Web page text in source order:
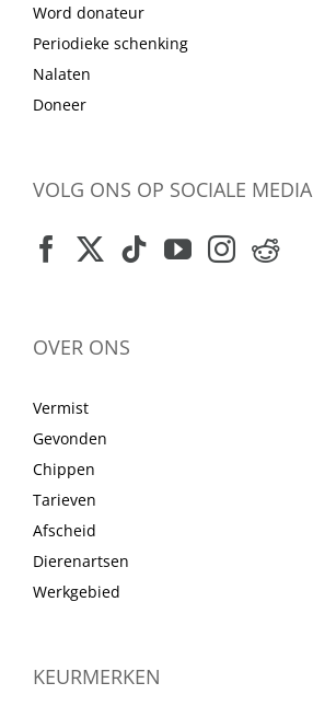
Word donateur
Periodieke schenking
Nalaten
Doneer
VOLG ONS OP SOCIALE MEDIA
OVER ONS
Vermist
Gevonden
Chippen
Tarieven
Afscheid
Dierenartsen
Werkgebied
KEURMERKEN